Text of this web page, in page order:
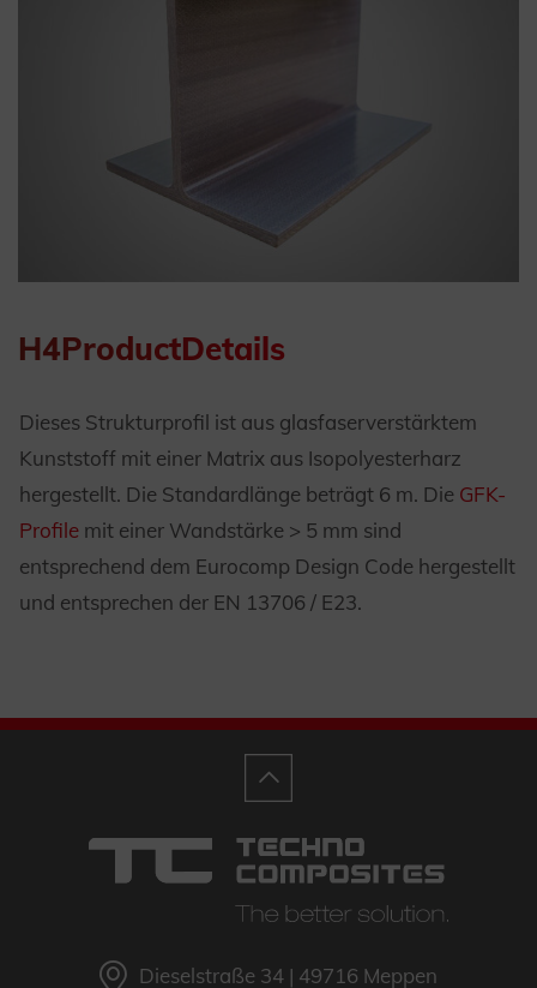
H4ProductDetails
Dieses Strukturprofil ist aus glasfaserverstärktem
Kunststoff mit einer Matrix aus Isopolyesterharz
hergestellt. Die Standardlänge beträgt 6 m. Die GFK-
Profile mit einer Wandstärke > 5 mm sind
entsprechend dem Eurocomp Design Code hergestellt
und entsprechen der EN 13706 / E23.
Dieselstraße 34 | 49716 Meppen